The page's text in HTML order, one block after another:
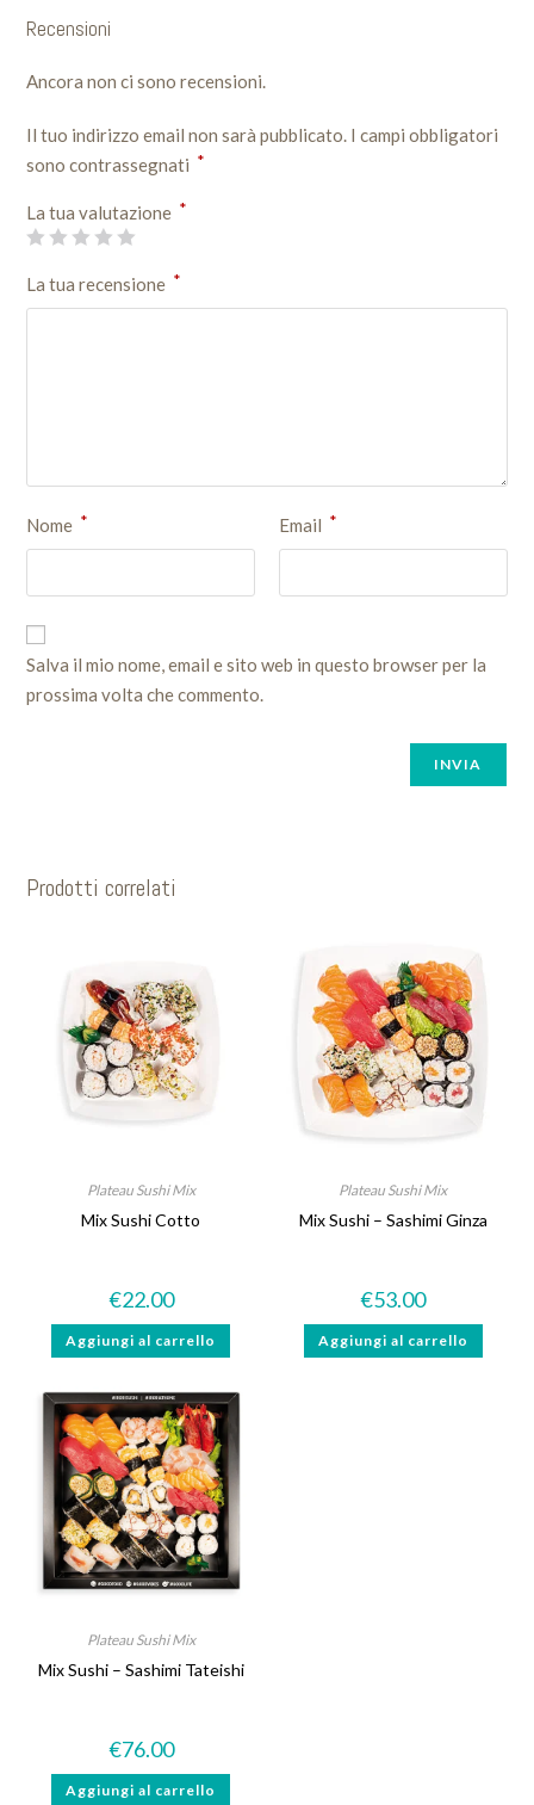
Recensioni
Ancora non ci sono recensioni.
Il tuo indirizzo email non sarà pubblicato. I campi obbligatori
sono contrassegnati *
La tua valutazione *
La tua recensione *
Nome * Email *
Salva il mio nome, email e sito web in questo browser per la
prossima volta che commento.
Prodotti correlati
Plateau Sushi Mix
Mix Sushi Cotto
€22.00
Aggiungi al carrello
Plateau Sushi Mix
Mix Sushi – Sashimi Ginza
€53.00
Aggiungi al carrello
Plateau Sushi Mix
Mix Sushi – Sashimi Tateishi
€76.00
Aggiungi al carrello